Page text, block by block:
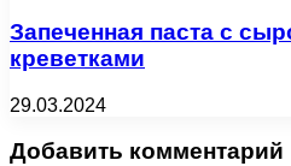
Запеченная паста с
креветками
29.03.2024
Добавить комментарий